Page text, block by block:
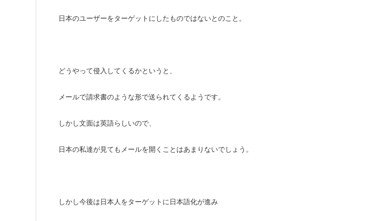
日本のユーザーをターゲットにしたものではないとのこと。
どうやって侵入してくるかというと、
メールで請求書のような形で送られてくるようです。
しかし文面は英語らしいので、
日本の私達が見てもメールを開くことはあまりないでしょう。
しかし今後は日本人をターゲットに日本語化が進み